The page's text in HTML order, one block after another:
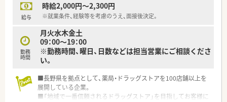
の医薬品情報や調剤のノウハウを共有しております。
■e-Learningシステムを導入しており、自分のペースで好きな時
■残業を減らすための業務効率化に常に取り組んでおり、無駄な
作業を省くことで働きやすい環境作りを推進しています。
給与
時給2,000円～2,300円
※就業条件、経験等を考慮のうえ、面接後決定。
勤務
時間
月火水木金土
09：00～19：00
※勤務時間、曜日、日数などは担当営業にご相談くださ
い。
■長野県を拠点として、薬局・ドラッグストアを100店舗以上を
展開している企業。
■「地域で一番信頼されるドラッグストア」を目指してお客様に